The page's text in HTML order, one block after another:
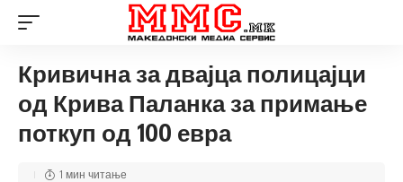
Кривична за двајца полицајци
од Крива Паланка за примање
поткуп од 100 евра
1 мин читање